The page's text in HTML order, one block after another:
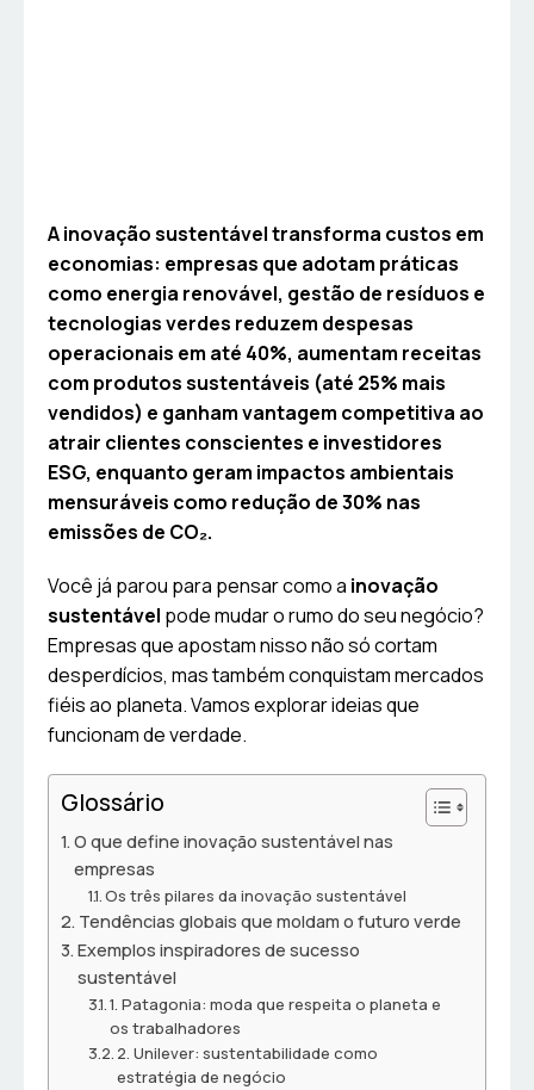
A inovação sustentável transforma custos em
economias: empresas que adotam práticas
como energia renovável, gestão de resíduos e
tecnologias verdes reduzem despesas
operacionais em até 40%, aumentam receitas
com produtos sustentáveis (até 25% mais
vendidos) e ganham vantagem competitiva ao
atrair clientes conscientes e investidores
ESG, enquanto geram impactos ambientais
mensuráveis como redução de 30% nas
emissões de CO₂.
Você já parou para pensar como a inovação
sustentável pode mudar o rumo do seu negócio?
Empresas que apostam nisso não só cortam
desperdícios, mas também conquistam mercados
fiéis ao planeta. Vamos explorar ideias que
funcionam de verdade.
Glossário
O que define inovação sustentável nas
empresas
Os três pilares da inovação sustentável
Tendências globais que moldam o futuro verde
Exemplos inspiradores de sucesso
sustentável
1. Patagonia: moda que respeita o planeta e
os trabalhadores
2. Unilever: sustentabilidade como
estratégia de negócio